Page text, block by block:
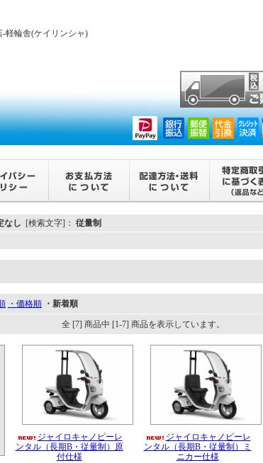
-軽輪舎(ケイリンシャ)
なし [検索文字]： 従量制
・価格順 ・新着順
全 [7] 商品中 [1-7] 商品を表示しています。
ジャイロキャノピーレ
ンタル（長期B・従量制）原
付仕様
ジャイロキャノピーレ
ンタル（長期B・従量制）ミ
ニカー仕様